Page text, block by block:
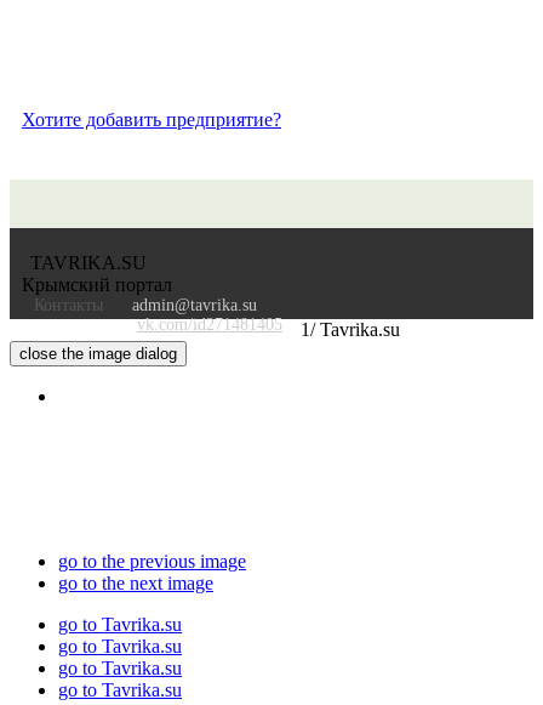
Хотите добавить предприятие?
TAVRIKA.SU
Крымский портал
Контакты
admin@tavrika.su
vk.com/id271481405
1/ Tavrika.su
close the image dialog
go to the previous image
go to the next image
go to Tavrika.su
go to Tavrika.su
go to Tavrika.su
go to Tavrika.su